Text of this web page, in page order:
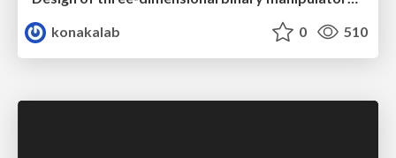
konakalab
0 510